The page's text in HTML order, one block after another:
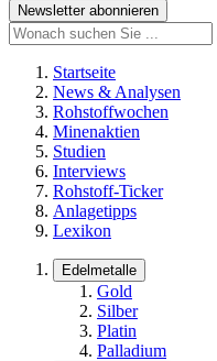
Newsletter abonnieren
Startseite
News & Analysen
Rohstoffwochen
Minenaktien
Studien
Interviews
Rohstoff-Ticker
Anlagetipps
Lexikon
Edelmetalle
Gold
Silber
Platin
Palladium